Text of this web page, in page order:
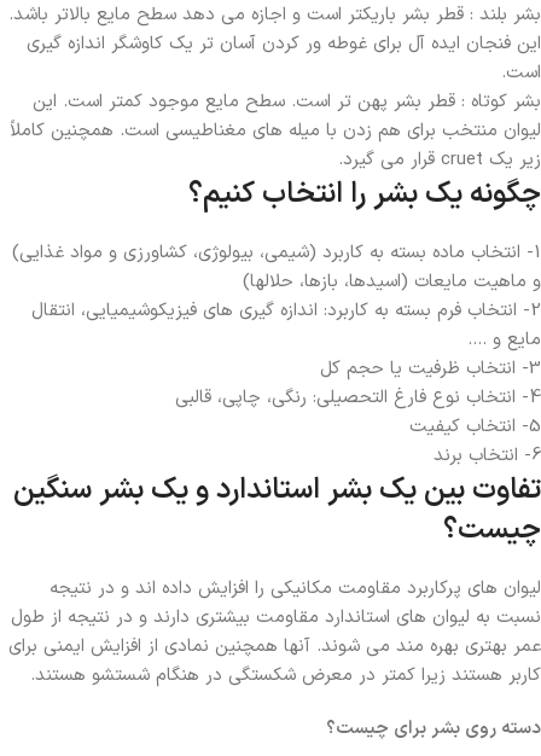
بشر بلند : قطر بشر باریکتر است و اجازه می دهد سطح مایع بالاتر باشد.
این فنجان ایده آل برای غوطه ور کردن آسان تر یک کاوشگر اندازه گیری
است.
بشر کوتاه : قطر بشر پهن تر است. سطح مایع موجود کمتر است. این
لیوان منتخب برای هم زدن با میله های مغناطیسی است. همچنین کاملاً
زیر یک cruet قرار می گیرد.
چگونه یک بشر را انتخاب کنیم؟
1- انتخاب ماده بسته به کاربرد (شیمی، بیولوژی، کشاورزی و مواد غذایی)
و ماهیت مایعات (اسیدها، بازها، حلالها)
2- انتخاب فرم بسته به کاربرد: اندازه گیری های فیزیکوشیمیایی، انتقال
مایع و ….
3- انتخاب ظرفیت یا حجم کل
4- انتخاب نوع فارغ التحصیلی: رنگی، چاپی، قالبی
5- انتخاب کیفیت
6- انتخاب برند
تفاوت بین یک بشر استاندارد و یک بشر سنگین
چیست؟
لیوان های پرکاربرد مقاومت مکانیکی را افزایش داده اند و در نتیجه
نسبت به لیوان های استاندارد مقاومت بیشتری دارند و در نتیجه از طول
عمر بهتری بهره مند می شوند. آنها همچنین نمادی از افزایش ایمنی برای
کاربر هستند زیرا کمتر در معرض شکستگی در هنگام شستشو هستند.
دسته روی بشر برای چیست؟